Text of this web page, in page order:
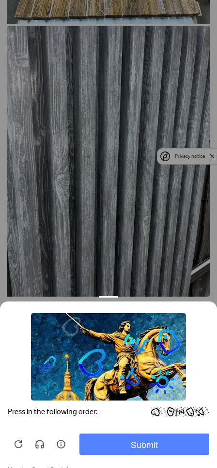
Контакты
Краснодар Тимашевск Темрюк
+7 (861) 298-41-90 +7 (861) 298-41-90
Российская, дом 269/10А
krov@krovsystem.com ЗАКАЗАТЬ ЗВОНОК
Информация на данном сайте носит ознакомительный характер и не является
Privacy notice